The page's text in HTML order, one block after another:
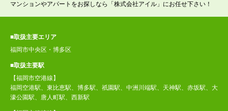
マンションやアパートをお探しなら「株式会社アイル」にお任せ下さい！
■取扱主要エリア
福岡市中央区・博多区
■取扱主要駅
【福岡市空港線】
福岡空港駅、東比恵駅、博多駅、祇園駅、中洲川端駅、天神駅、赤坂駅、大
濠公園駅、唐人町駅、西新駅